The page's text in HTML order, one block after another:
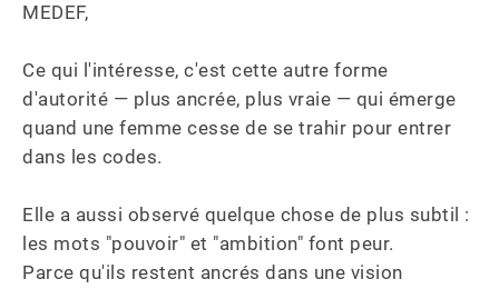
MEDEF,
Ce qui l'intéresse, c'est cette autre forme
d'autorité — plus ancrée, plus vraie — qui émerge
quand une femme cesse de se trahir pour entrer
dans les codes.
Elle a aussi observé quelque chose de plus subtil :
les mots "pouvoir" et "ambition" font peur.
Parce qu'ils restent ancrés dans une vision